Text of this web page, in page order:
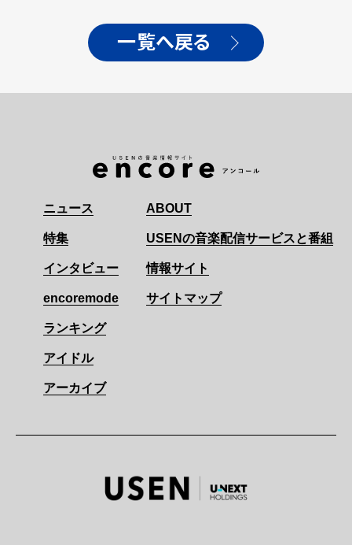
一覧へ戻る
ニュース
特集
インタビュー
encoremode
ランキング
アイドル
アーカイブ
ABOUT
USENの音楽配信サービスと番組
情報サイト
サイトマップ